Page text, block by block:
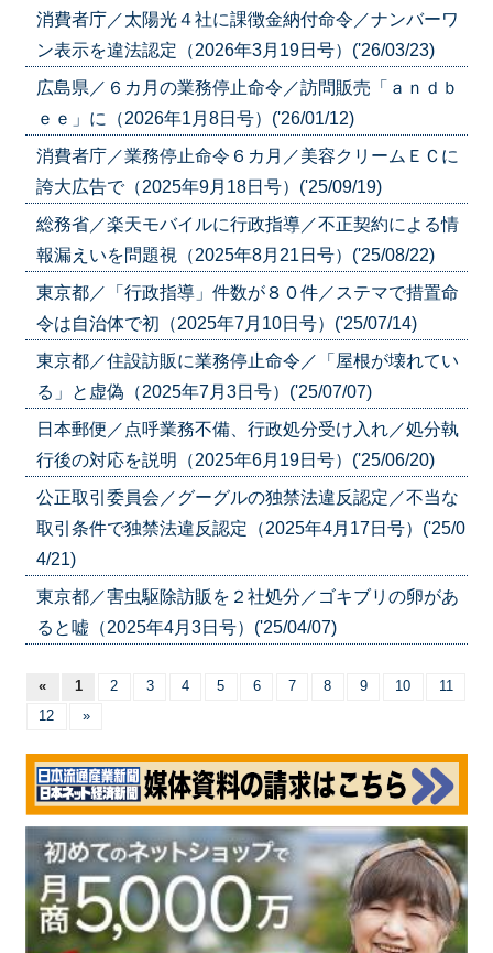
消費者庁／太陽光４社に課徴金納付命令／ナンバーワ
ン表示を違法認定（2026年3月19日号）('26/03/23)
広島県／６カ月の業務停止命令／訪問販売「ａｎｄｂ
ｅｅ」に（2026年1月8日号）('26/01/12)
消費者庁／業務停止命令６カ月／美容クリームＥＣに
誇大広告で（2025年9月18日号）('25/09/19)
総務省／楽天モバイルに行政指導／不正契約による情
報漏えいを問題視（2025年8月21日号）('25/08/22)
東京都／「行政指導」件数が８０件／ステマで措置命
令は自治体で初（2025年7月10日号）('25/07/14)
東京都／住設訪販に業務停止命令／「屋根が壊れてい
る」と虚偽（2025年7月3日号）('25/07/07)
日本郵便／点呼業務不備、行政処分受け入れ／処分執
行後の対応を説明（2025年6月19日号）('25/06/20)
公正取引委員会／グーグルの独禁法違反認定／不当な
取引条件で独禁法違反認定（2025年4月17日号）('25/0
4/21)
東京都／害虫駆除訪販を２社処分／ゴキブリの卵があ
ると嘘（2025年4月3日号）('25/04/07)
« 1 2 3 4 5 6 7 8 9 10
11
12
»